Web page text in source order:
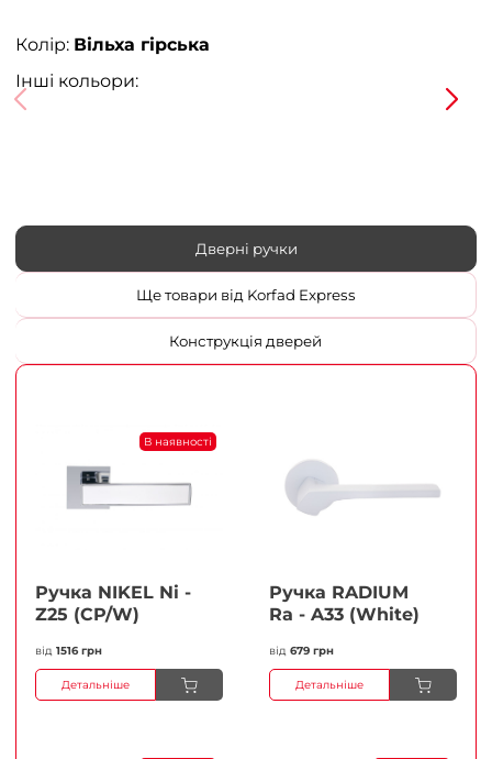
Колір: Вільха гірська
Інші кольори:
Дверні ручки
Ще товари від Korfad Express
Конструкція дверей
В наявності
Ручка NIKEL Ni -
Z25 (CP/W)
від 1516 грн
Детальніше
Ручка RADIUM
Ra - A33 (White)
від 679 грн
Детальніше